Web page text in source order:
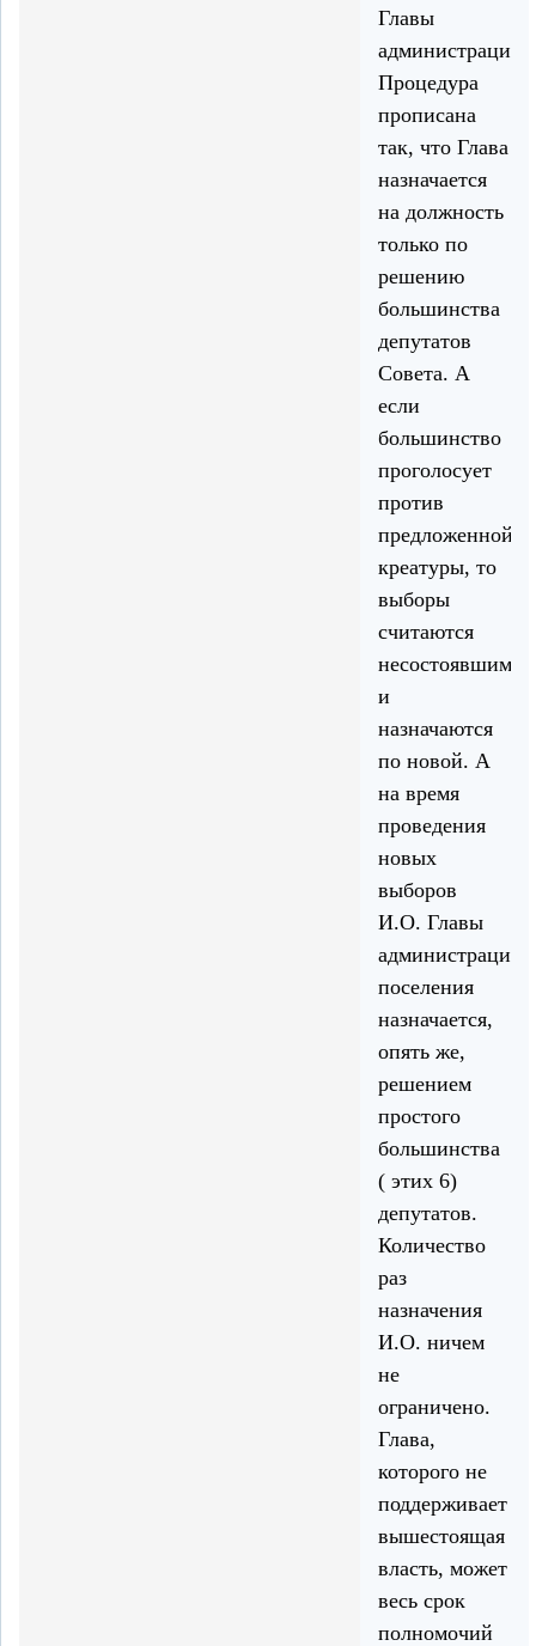
Главы
администрации.
Процедура
прописана
так, что Глава
назначается
на должность
только по
решению
большинства
депутатов
Совета. А
если
большинство
проголосует
против
предложенной
креатуры, то
выборы
считаются
и
назначаются
по новой. А
на время
проведения
новых
выборов
И.О. Главы
администрации
поселения
назначается,
опять же,
решением
простого
большинства
( этих 6)
депутатов.
Количество
раз
назначения
И.О. ничем
не
ограничено.
Глава,
которого не
поддерживает
вышестоящая
власть, может
весь срок
полномочий